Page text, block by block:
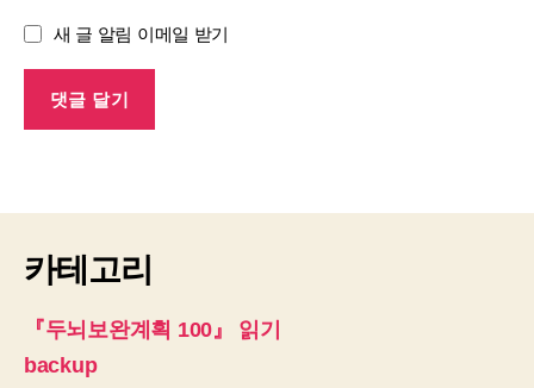
새 글 알림 이메일 받기
카테고리
『두뇌보완계획 100』 읽기
backup